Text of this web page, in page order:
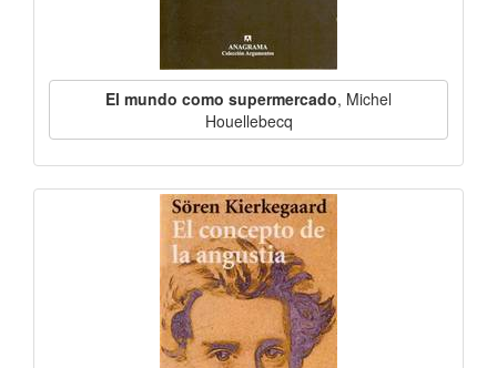
El mundo como supermercado, Michel
Houellebecq